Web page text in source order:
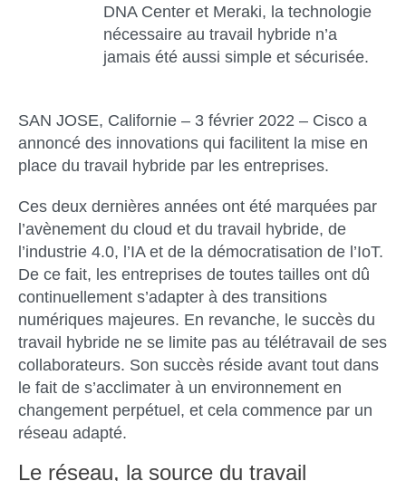
DNA Center et Meraki, la technologie
nécessaire au travail hybride n’a
jamais été aussi simple et sécurisée.
SAN JOSE, Californie – 3 février 2022 – Cisco a
annoncé des innovations qui facilitent la mise en
place du travail hybride par les entreprises.
Ces deux dernières années ont été marquées par
l’avènement du cloud et du travail hybride, de
l’industrie 4.0, l’IA et de la démocratisation de l’IoT.
De ce fait, les entreprises de toutes tailles ont dû
continuellement s’adapter à des transitions
numériques majeures. En revanche, le succès du
travail hybride ne se limite pas au télétravail de ses
collaborateurs. Son succès réside avant tout dans
le fait de s’acclimater à un environnement en
changement perpétuel, et cela commence par un
réseau adapté.
Le réseau, la source du travail